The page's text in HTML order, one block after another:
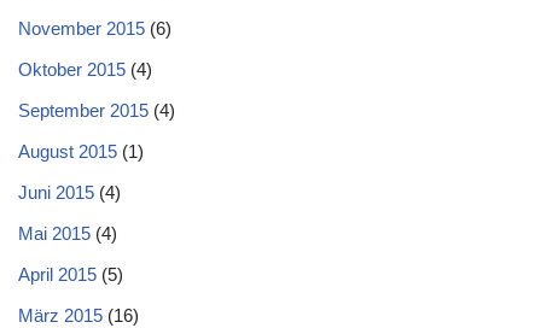
November 2015 (6)
Oktober 2015 (4)
September 2015 (4)
August 2015 (1)
Juni 2015 (4)
Mai 2015 (4)
April 2015 (5)
März 2015 (16)